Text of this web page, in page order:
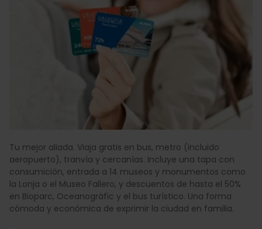
Tu mejor aliada. Viaja gratis en bus, metro (incluido
aeropuerto), tranvía y cercanías. Incluye una tapa con
consumición, entrada a 14 museos y monumentos como
la Lonja o el Museo Fallero, y descuentos de hasta el 50%
en Bioparc, Oceanogràfic y el bus turístico. Una forma
cómoda y económica de exprimir la ciudad en familia.